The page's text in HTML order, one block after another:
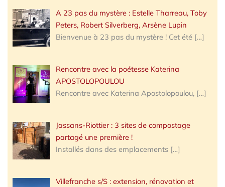
A 23 pas du mystère : Estelle Tharreau, Toby
Peters, Robert Silverberg, Arsène Lupin
Bienvenue à 23 pas du mystère ! Cet été […]
Rencontre avec la poétesse Katerina
APOSTOLOPOULOU
Rencontre avec Katerina Apostolopoulou, […]
Jassans-Riottier : 3 sites de compostage
partagé une première !
Installés dans des emplacements […]
Villefranche s/S : extension, rénovation et